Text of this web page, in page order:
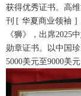
获得优秀证书。高
刊 [ 华夏商业领袖 ]
《狮》，出席2025
勋章证书。以中国
5000美元至9000美